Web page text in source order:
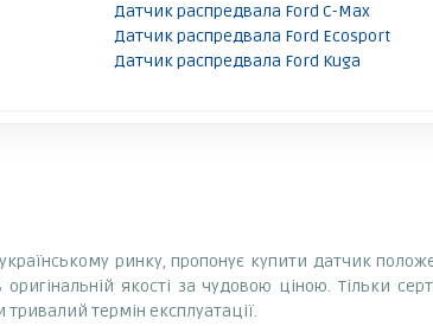
Датчик распредвала Ford C-Max
Датчик распредвала Ford Ecosport
Датчик распредвала Ford Kuga
ринку, пропонує купити датчик
якості за чудовою ціною. Тільки
термін експлуатації.